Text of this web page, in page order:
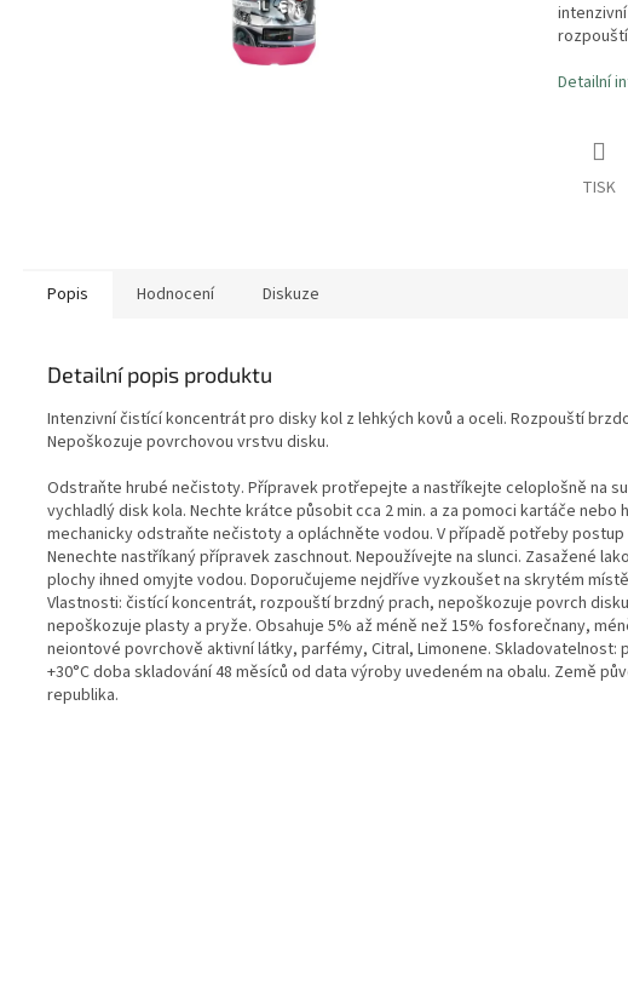
Detailní
TISK
Popis Hodnocení Diskuze
Detailní popis produktu
Intenzivní čistící koncentrát pro disky kol z lehkých kovů a oceli. Rozpouští
Nepoškozuje povrchovou vrstvu disku.
Odstraňte hrubé nečistoty. Přípravek protřepejte a nastříkejte celoplošně na
vychladlý disk kola. Nechte krátce působit cca 2 min. a za pomoci kartáče nebo
mechanicky odstraňte nečistoty a opláchněte vodou. V případě potřeby
Nenechte nastříkaný přípravek zaschnout. Nepoužívejte na slunci. Zasažené
plochy ihned omyjte vodou. Doporučujeme nejdříve vyzkoušet na skrytém
Vlastnosti: čistící koncentrát, rozpouští brzdný prach, nepoškozuje povrch
nepoškozuje plasty a pryže. Obsahuje 5% až méně než 15% fosforečnany,
neiontové povrchově aktivní látky, parfémy, Citral, Limonene. Skladovatelnost:
+30°C doba skladování 48 měsíců od data výroby uvedeném na obalu. Země
republika.